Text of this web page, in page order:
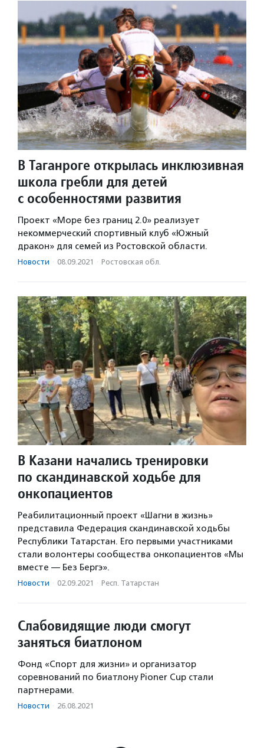
В Таганроге открылась инклюзивная
школа гребли для детей
с особенностями развития
Проект «Море без границ 2.0» реализует
некоммерческий спортивный клуб «Южный
дракон» для семей из Ростовской области.
Новости · 08.09.2021 · Ростовская обл.
В Казани начались тренировки
по скандинавской ходьбе для
онкопациентов
Реабилитационный проект «Шагни в жизнь»
представила Федерация скандинавской ходьбы
Республики Татарстан. Его первыми участниками
стали волонтеры сообщества онкопациентов «Мы
вместе — Без Бергэ».
Новости · 02.09.2021 · Респ. Татарстан
Слабовидящие люди смогут
заняться биатлоном
Фонд «Спорт для жизни» и организатор
соревнований по биатлону Pioner Cup стали
партнерами.
Новости · 26.08.2021